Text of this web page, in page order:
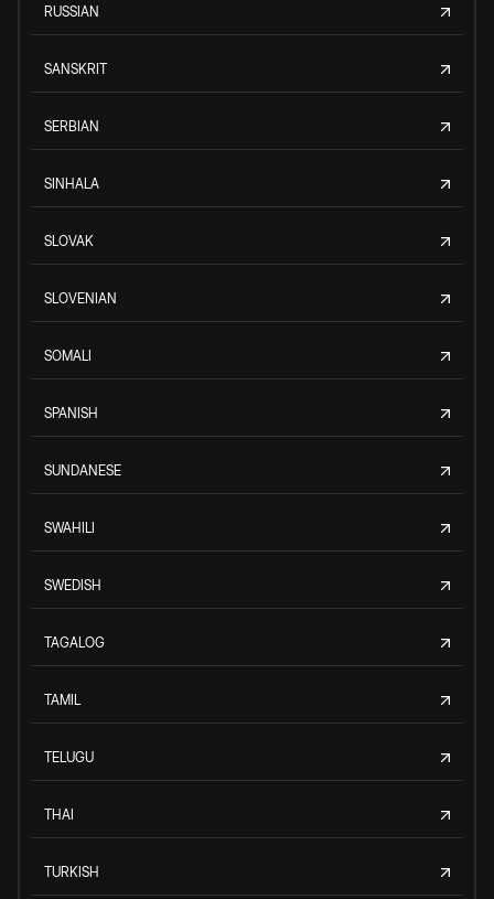
RUSSIAN
SANSKRIT
SERBIAN
SINHALA
SLOVAK
SLOVENIAN
SOMALI
SPANISH
SUNDANESE
SWAHILI
SWEDISH
TAGALOG
TAMIL
TELUGU
THAI
TURKISH